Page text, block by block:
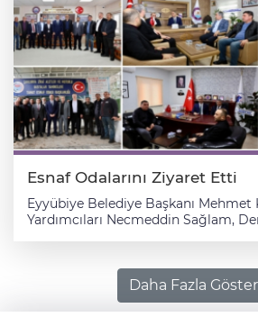
Esnaf Odalarını Ziyaret Etti
Eyyübiye Belediye Başkanı Mehmet
Yardımcıları Necmeddin Sağlam,
gerçekleşen ziyarette Başkan Kuş,
Başkanı Şefik Bakay, Zirai Aletler ve
Tamircileri Esnaf Odası Başkanı
Daha Fazla Göster